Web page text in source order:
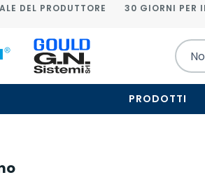
DEL PRODUTTORE 30 GIORNI PER
PRODOTTI